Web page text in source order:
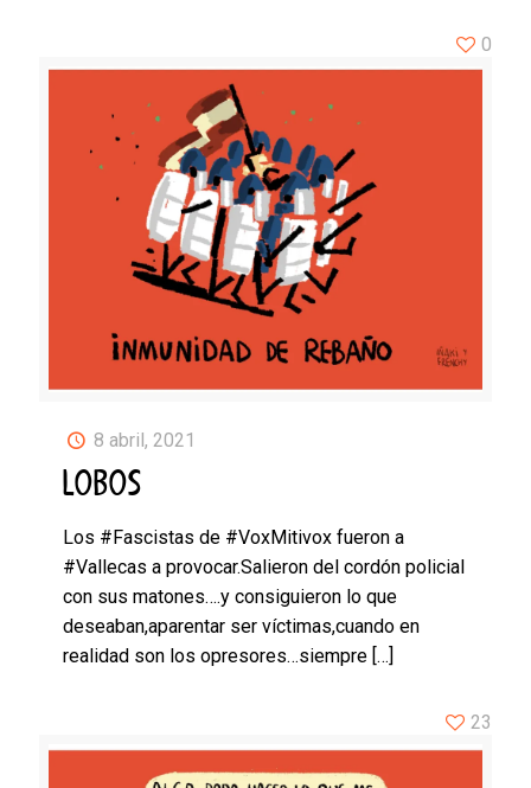
8 abril, 2021
LOBOS
Los #Fascistas de #VoxMitivox fueron a
#Vallecas a provocar.Salieron del cordón policial
con sus matones….y consiguieron lo que
deseaban,aparentar ser víctimas,cuando en
realidad son los opresores…siempre […]
0
23